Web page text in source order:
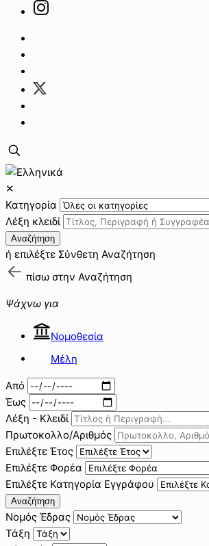
✕
Κατηγορία
Λέξη κλειδί
Αναζήτηση
ή επιλέξτε Σύνθετη Αναζήτηση
πίσω στην Αναζήτηση
Ψάχνω για
Νομοθεσία
Μέλη
Από
Έως
Λέξη - Κλειδί
Πρωτοκολλο/Αριθμός
Επιλέξτε Έτος
Επιλέξτε Φορέα
Επιλέξτε Κατηγορία Εγγράφου
Αναζήτηση
Νομός Έδρας
Τάξη